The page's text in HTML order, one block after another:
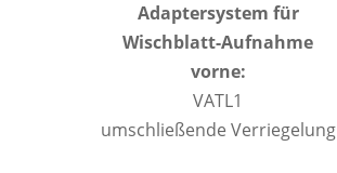
Adaptersystem für
Wischblatt-Aufnahme
vorne:
VATL1
umschließende Verriegelung